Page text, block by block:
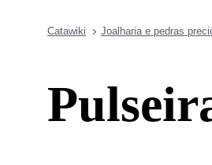
Catawiki Joalharia e pedras